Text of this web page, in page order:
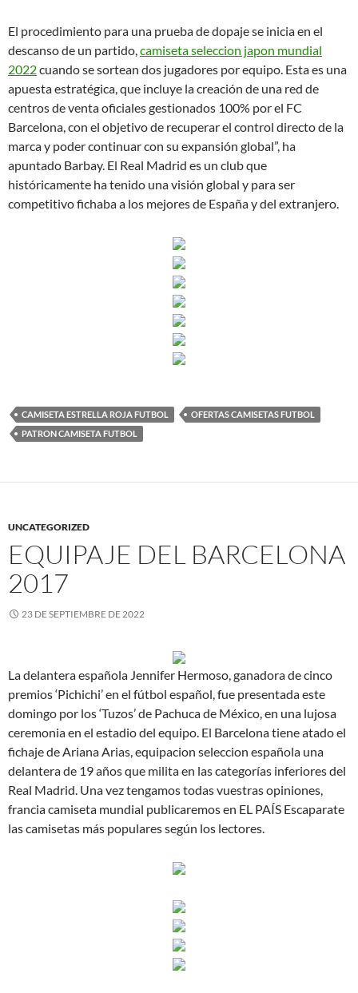
El procedimiento para una prueba de dopaje se inicia en el
descanso de un partido, camiseta seleccion japon mundial
2022cuando se sortean dos jugadores por equipo. Esta es una
apuesta estratégica, que incluye la creación de una red de
centros de venta oficiales gestionados 100% por el FC
Barcelona, con el objetivo de recuperar el control directo de la
marca y poder continuar con su expansión global”, ha
apuntado Barbay. El Real Madrid es un club que
históricamente ha tenido una visión global y para ser
competitivo fichaba a los mejores de España y del extranjero.
CAMISETA ESTRELLA ROJA FUTBOL
OFERTAS CAMISETAS FUTBOL
PATRON CAMISETA FUTBOL
UNCATEGORIZED
EQUIPAJE DEL BARCELONA
2017
23 DE SEPTIEMBRE DE 2022
La delantera española Jennifer Hermoso, ganadora de cinco
premios ‘Pichichi’ en el fútbol español, fue presentada este
domingo por los ‘Tuzos’ de Pachuca de México, en una lujosa
ceremonia en el estadio del equipo. El Barcelona tiene atado el
fichaje de Ariana Arias, equipacion seleccion española una
delantera de 19 años que milita en las categorías inferiores del
Real Madrid. Una vez tengamos todas vuestras opiniones,
francia camiseta mundial publicaremos en EL PAÍS Escaparate
las camisetas más populares según los lectores.